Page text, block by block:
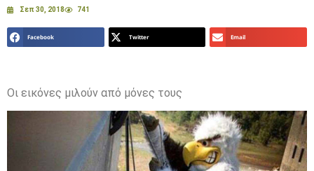
Σεπ 30, 2018 741
Facebook Twitter Email
Οι εικόνες μιλούν από μόνες τους